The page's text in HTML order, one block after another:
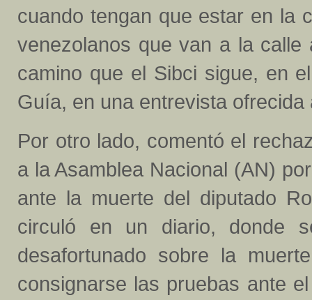
cuando tengan que estar en la
venezolanos que van a la
camino que el Sibci sigue, en
Guía, en una entrevista ofrecida
Por otro lado, comentó el
a la Asamblea Nacional (AN)
ante la muerte del diputado
circuló en un diario, donde
desafortunado sobre la
consignarse las pruebas ante